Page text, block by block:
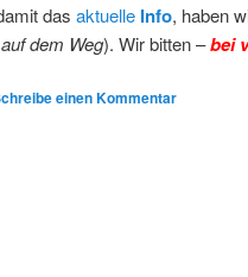
das aktuelle Info, haben
dem Weg). Wir bitten –bei
einen Kommentar